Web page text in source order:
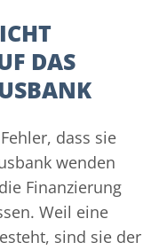
DAS A
dass sie
wenden
Finanzierung
Weil eine
sind sie der